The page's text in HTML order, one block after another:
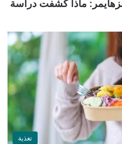
ماذا كشفت دراسة
تغذية